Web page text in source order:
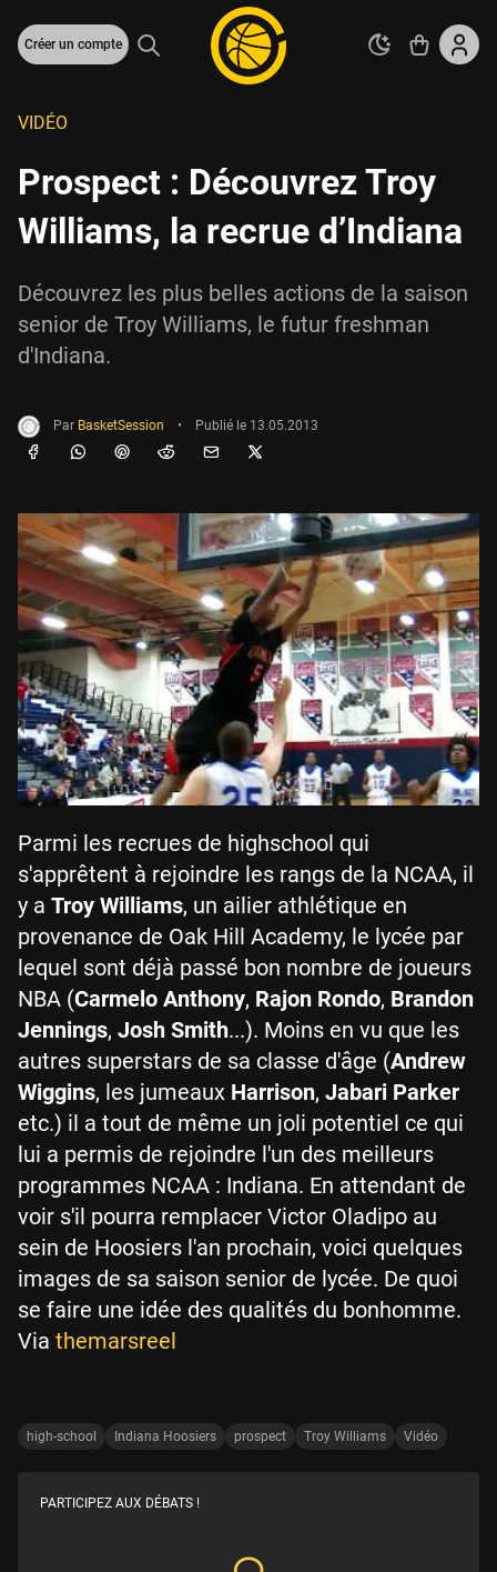
Créer un compte
VIDÉO
Prospect : Découvrez Troy
Williams, la recrue d’Indiana
Découvrez les plus belles actions de la saison
senior de Troy Williams, le futur freshman
d'Indiana.
Par BasketSession • Publié le 13.05.2013
Parmi les recrues de highschool qui
s'apprêtent à rejoindre les rangs de la NCAA, il
y a Troy Williams, un ailier athlétique en
provenance de Oak Hill Academy, le lycée par
lequel sont déjà passé bon nombre de joueurs
NBA (Carmelo Anthony, Rajon Rondo, Brandon
Jennings, Josh Smith...). Moins en vu que les
autres superstars de sa classe d'âge (Andrew
Wiggins, les jumeaux Harrison, Jabari Parker
etc.) il a tout de même un joli potentiel ce qui
lui a permis de rejoindre l'un des meilleurs
programmes NCAA : Indiana. En attendant de
voir s'il pourra remplacer Victor Oladipo au
sein de Hoosiers l'an prochain, voici quelques
images de sa saison senior de lycée. De quoi
se faire une idée des qualités du bonhomme.
Via themarsreel
high-school Indiana Hoosiers prospect Troy Williams Vidéo
PARTICIPEZ AUX DÉBATS !